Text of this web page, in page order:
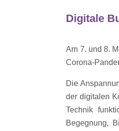
Digitale
Am 7. und 8.
Corona-
Die
der digitalen
Technik
Begegnung,